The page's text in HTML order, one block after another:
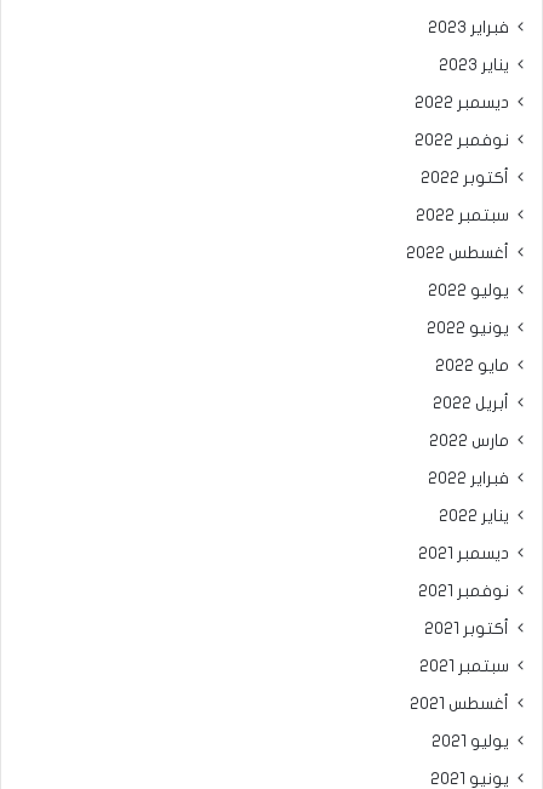
فبراير 2023
يناير 2023
ديسمبر 2022
نوفمبر 2022
أكتوبر 2022
سبتمبر 2022
أغسطس 2022
يوليو 2022
يونيو 2022
مايو 2022
أبريل 2022
مارس 2022
فبراير 2022
يناير 2022
ديسمبر 2021
نوفمبر 2021
أكتوبر 2021
سبتمبر 2021
أغسطس 2021
يوليو 2021
يونيو 2021